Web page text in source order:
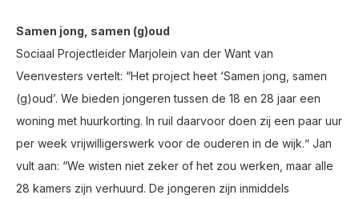
Samen jong, samen (g)oud
Sociaal Projectleider Marjolein van der Want van
Veenvesters vertelt: “Het project heet ‘Samen jong, samen
(g)oudʼ. We bieden jongeren tussen de 18 en 28 jaar een
woning met huurkorting. In ruil daarvoor doen zij een paar uur
per week vrijwilligerswerk voor de ouderen in de wijk.ˮ Jan
vult aan: “We wisten niet zeker of het zou werken, maar alle
28 kamers zijn verhuurd. De jongeren zijn inmiddels